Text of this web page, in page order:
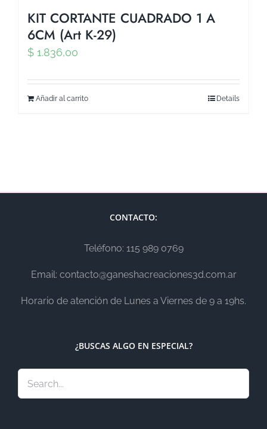
KIT CORTANTE CUADRADO 1 A
6CM (Art K-29)
$ 1.836,00
Añadir al carrito Details
CONTACTO:
Teléfono: 115 989 0769
Email: contacto@ganeshacreaciones3d.com.ar
Horario de atención de Lunes a Viernes de 9 a 19hs.
¿BUSCAS ALGO EN ESPECIAL?